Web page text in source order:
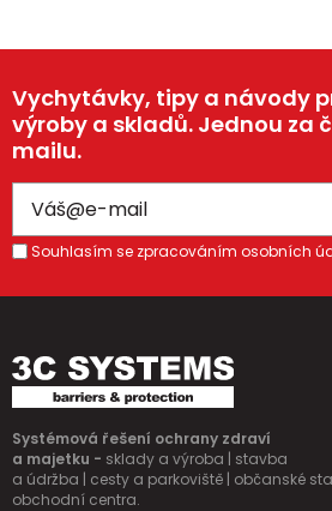
Vychytávky, tipy a návody
výroby a skladů. Jednou za
mailu.
Souhlasím se zpracováním osobních
Systémová řešení ochrany zdraví
a majetku - sklady a výroba | stavba
a údržba | cesty a parkoviště | občanské
obchodní centra.